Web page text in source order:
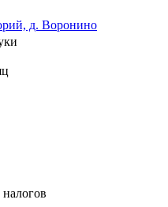
д. Воронино